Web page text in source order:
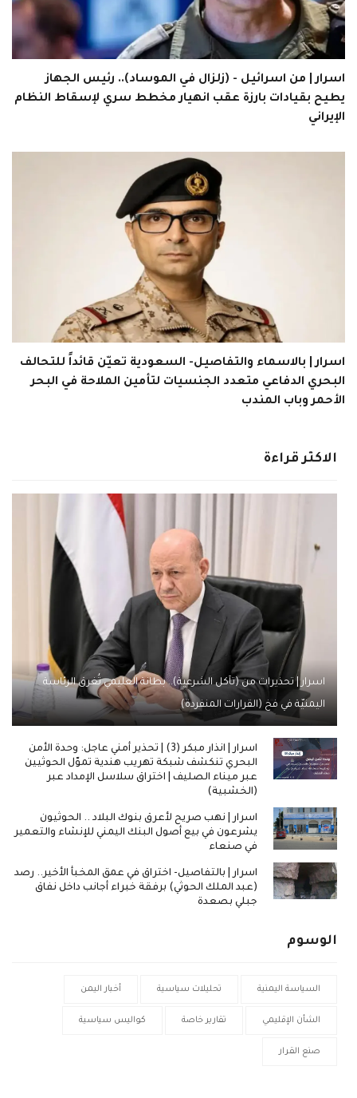
اسرار | من اسرائيل - (زلزال في الموساد).. رئيس الجهاز
يطيح بقيادات بارزة عقب انهيار مخطط سري لإسقاط النظام
الإيراني
اسرار | بالاسماء والتفاصيل- السعودية تعيّن قائداً للتحالف
البحري الدفاعي متعدد الجنسيات لتأمين الملاحة في البحر
الأحمر وباب المندب
الاكثر قراءة
اسرار | تحذيرات من (تآكل الشرعية).. بطانة العليمي تُغرق الرئاسة
اليمنيّة في فخ (القرارات المنفردة)
اسرار | انذار مبكر (3) | تحذير أمني عاجل: وحدة الأمن
البحري تنكشف شبكة تهريب هندية تموّل الحوثيين
عبر ميناء الصليف | اختراق سلاسل الإمداد عبر
(الخشبية)
اسرار | نهب صريح لأعرق بنوك البلاد .. الحوثيون
يشرعون في بيع أصول البنك اليمني للإنشاء والتعمير
في صنعاء
اسرار | بالتفاصيل- اختراق في عمق المخبأ الأخير.. رصد
(عبد الملك الحوثي) برفقة خبراء أجانب داخل نفاق
جبلي بصعدة
الوسوم
السياسة اليمنية تحليلات سياسية أخبار اليمن
الشأن الإقليمي تقارير خاصة كواليس سياسية
صنع القرار